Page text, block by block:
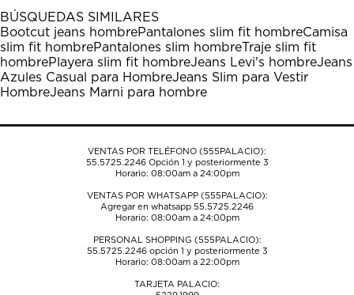
1
estrella
Esta
acción
abrirá
el
formulario
envío.
estrellas.
Esta
acción
abrirá
el
formulario
envío.
estrellas.
Esta
acción
abrirá
el
formulario
envío.
estrellas.
Esta
acción
abrirá
el
formulario
envío.
estrellas.
Esta
acción
abrirá
el
formulario
envío.
BÚSQUEDAS SIMILARES
Bootcut jeans hombrePantalones slim fit hombreCamisa
slim fit hombrePantalones slim hombreTraje slim fit
hombrePlayera slim fit hombreJeans Levi's hombreJeans
Azules Casual para HombreJeans Slim para Vestir
HombreJeans Marni para hombre
VENTAS POR TELÉFONO (555PALACIO):
55.5725.2246Opción 1 y posteriormente 3
Horario: 08:00am a 24:00pm
VENTAS POR WHATSAPP (555PALACIO):
Agregar en whatsapp 55.5725.2246
Horario: 08:00am a 24:00pm
PERSONAL SHOPPING (555PALACIO):
55.5725.2246opción 1 y posteriormente 3
Horario: 08:00am a 22:00pm
TARJETA PALACIO: